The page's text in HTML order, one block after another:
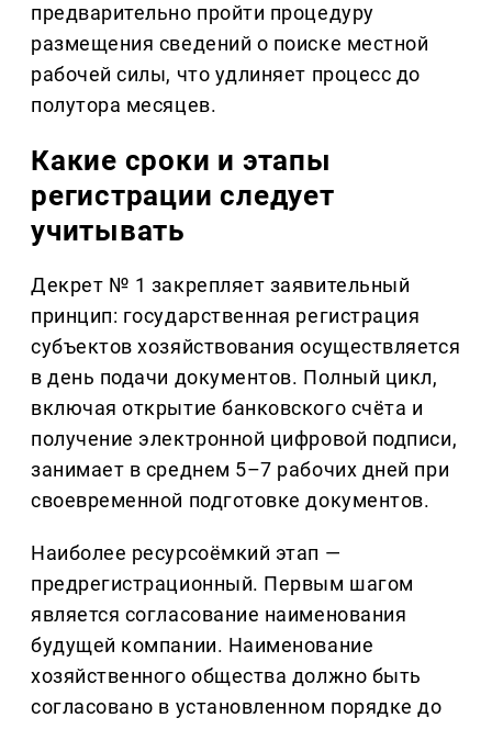
предварительно пройти процедуру
размещения сведений о поиске местной
рабочей силы, что удлиняет процесс до
полутора месяцев.
Какие сроки и этапы
регистрации следует
учитывать
Декрет № 1 закрепляет заявительный
принцип: государственная регистрация
субъектов хозяйствования осуществляется
в день подачи документов. Полный цикл,
включая открытие банковского счёта и
получение электронной цифровой подписи,
занимает в среднем 5–7 рабочих дней при
своевременной подготовке документов.
Наиболее ресурсоёмкий этап —
предрегистрационный. Первым шагом
является согласование наименования
будущей компании. Наименование
хозяйственного общества должно быть
согласовано в установленном порядке до